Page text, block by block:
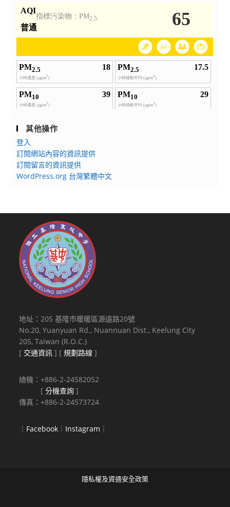
其他操作
登入
訂閱網站內容的資訊提供
訂閱留言的資訊提供
WordPress.org 台灣繁體中文
地址：205 基隆市暖暖區源遠路20號
No.20, Yuanyuan Rd., Nuannuan Dist., Keelung City
205, Taiwan (R.O.C.)
[ 交通資訊 ] [規劃路線 ]
總機：+886-2-24582052
[分機查詢 ]
傳真：+886-2-24573724
｜ Facebook ｜ Instagram ｜
隱私權及資通安全政策